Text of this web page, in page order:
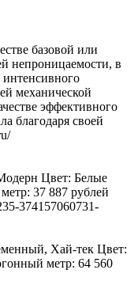
базовой или
непроницаемости, в
интенсивного
механической
эффективного
благодаря своей
Цвет: Белые
37 887 рублей
374157060731-
Хай-тек Цвет:
метр: 64 560